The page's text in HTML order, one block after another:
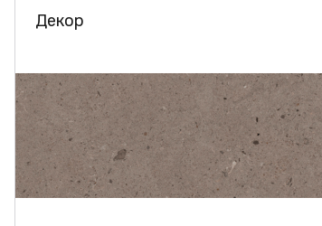
ХДФ
ДВПО
ФАНЕРА
Декор